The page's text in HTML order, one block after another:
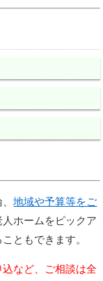
、地域や予算等をご
ホームをピックア
ともできます。
など、ご相談は全